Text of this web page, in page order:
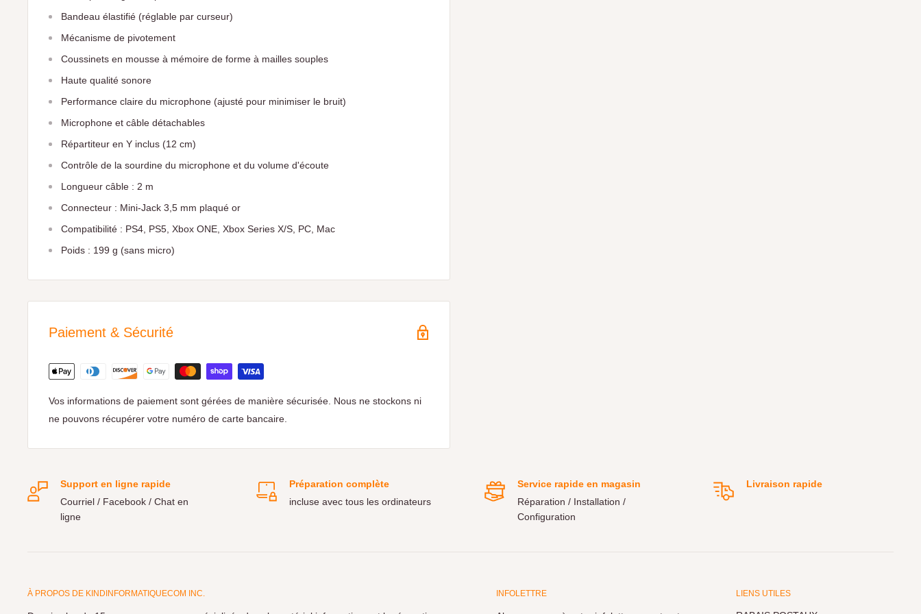
Bandeau élastifié (réglable par curseur)
Mécanisme de pivotement
Coussinets en mousse à mémoire de forme à mailles souples
Haute qualité sonore
Performance claire du microphone (ajusté pour minimiser le bruit)
Microphone et câble détachables
Répartiteur en Y inclus (12 cm)
Contrôle de la sourdine du microphone et du volume d'écoute
Longueur câble : 2 m
Connecteur : Mini-Jack 3,5 mm plaqué or
Compatibilité : PS4, PS5, Xbox ONE, Xbox Series X/S, PC, Mac
Poids : 199 g (sans micro)
Paiement & Sécurité
Vos informations de paiement sont gérées de manière sécurisée. Nous ne stockons ni
ne pouvons récupérer votre numéro de carte bancaire.
Support en ligne rapide
Courriel / Facebook / Chat en
ligne
Préparation complète
incluse avec tous les ordinateurs
Service rapide en magasin
Réparation / Installation /
Configuration
Livraison rapide
À PROPOS DE KINDINFORMATIQUECOM INC. INFOLETTRE LIENS UTILES